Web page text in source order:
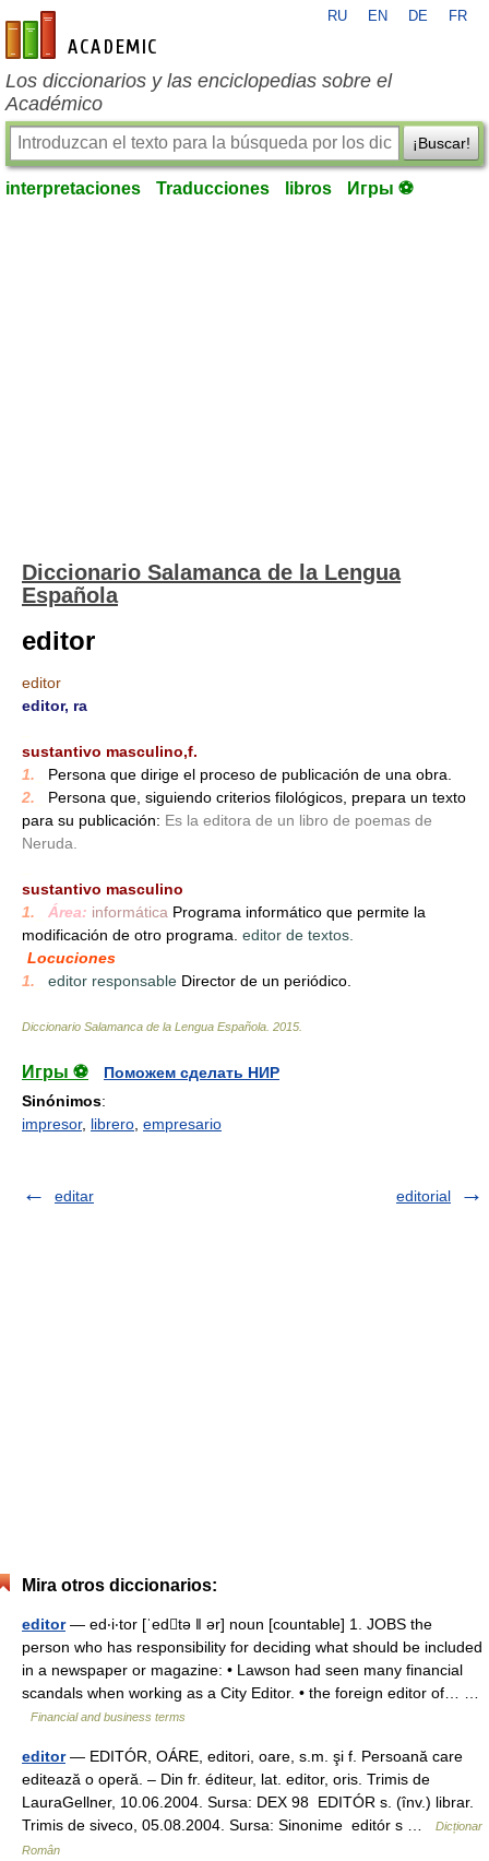
es-academic.com
RU EN DE FR
Los diccionarios y las enciclopedias sobre el
Académico
¡Buscar!
interpretaciones Traducciones libros Игры ⚽
Diccionario Salamanca de la Lengua
Española
editor
editor
editor, ra
sustantivo masculino,f.
1.
Persona que dirige el proceso de publicación de una obra.
2.
Persona que, siguiendo criterios filológicos, prepara un texto
para su publicación: Es la editora de un libro de poemas de
Neruda.
sustantivo masculino
1.
Área: informática Programa informático que permite la
modificación de otro programa. editor de textos.
Locuciones
1.
editor responsable Director de un periódico.
Diccionario Salamanca de la Lengua Española 2015
Игры ⚽
Поможем сделать НИР
Sinónimos:
impresor, librero empresario
editar editorial
Mira otros diccionarios:
editor— ed‧i‧tor [ˈedtə ǁ ər] noun [countable] 1. JOBS the
person who has responsibility for deciding what should be included
in a newspaper or magazine: • Lawson had seen many financial
scandals when working as a City Editor. • the foreign editor of… …
Financial and business terms
editor— EDITÓR, OÁRE, editori, oare, s.m. şi f. Persoană care
editează o operă. – Din fr. éditeur, lat. editor, oris. Trimis de
LauraGellner, 10.06.2004. Sursa: DEX 98 EDITÓR s. (înv.) librar.
Trimis de siveco, 05.08.2004. Sursa: Sinonime editór s …
Dicționar
Român